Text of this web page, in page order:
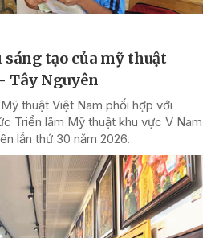
tạo của mỹ thuật
Tây Nguyên
thuật Việt Nam phối hợp với
Triển lãm Mỹ thuật khu vực V Nam
lần thứ 30 năm 2026.